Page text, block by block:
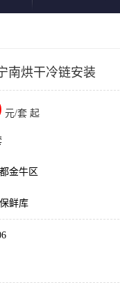
南烘干冷链安装
元/套 起
金牛区
鲜库